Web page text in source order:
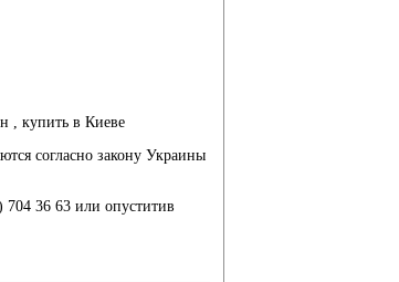
, купить в Киеве
согласно закону Украины
36 63 или опуститив